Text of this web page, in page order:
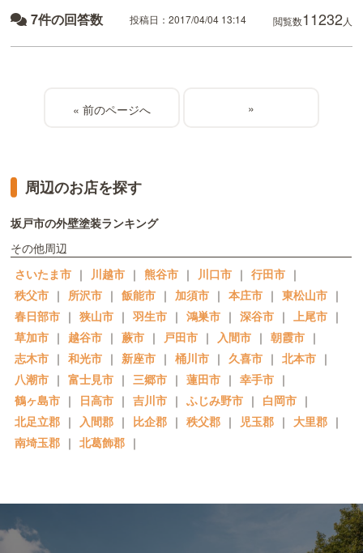
7件の回答数 投稿日：2017/04/04 13:14 閲覧数11232人
« »
周辺のお店を探す
坂戸市の外壁塗装ランキング
その他周辺
さいたま市 ｜ 川越市 ｜ 熊谷市 ｜ 川口市 ｜ 行田市 ｜
秩父市 ｜ 所沢市 ｜ 飯能市 ｜ 加須市 ｜ 本庄市 ｜ 東松山市 ｜
春日部市 ｜ 狭山市 ｜ 羽生市 ｜ 鴻巣市 ｜ 深谷市 ｜ 上尾市 ｜
草加市 ｜ 越谷市 ｜ 蕨市 ｜ 戸田市 ｜ 入間市 ｜ 朝霞市 ｜
志木市 ｜ 和光市 ｜ 新座市 ｜ 桶川市 ｜ 久喜市 ｜ 北本市 ｜
八潮市 ｜ 富士見市 ｜ 三郷市 ｜ 蓮田市 ｜ 幸手市 ｜
鶴ヶ島市 ｜ 日高市 ｜ 吉川市 ｜ ふじみ野市 ｜ 白岡市 ｜
北足立郡 ｜ 入間郡 ｜ 比企郡 ｜ 秩父郡 ｜ 児玉郡 ｜ 大里郡 ｜
南埼玉郡 ｜ 北葛飾郡 ｜